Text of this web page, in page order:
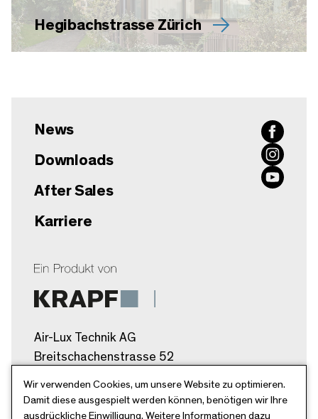
Hegibachstrasse Zürich
Air-Lux Technik AG
Breitschachenstrasse 52
Schweiz
News
Downloads
After Sales
Karriere
Wir verwenden Cookies, um unsere Website zu optimieren.
Damit diese ausgespielt werden können, benötigen wir Ihre
ausdrückliche Einwilligung. Weitere Informationen dazu